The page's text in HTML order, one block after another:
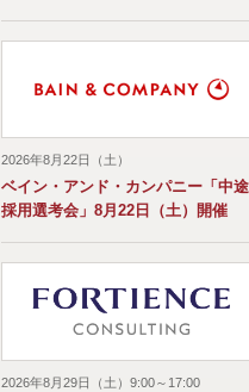
2026年8月22日（土）
ベイン・アンド・カンパニー「中途
採用選考会」8月22日（土）開催
2026年8月29日（土）9:00～17:00